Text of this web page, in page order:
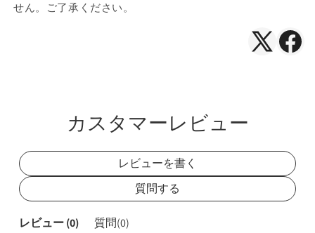
せん。ご了承ください。
X（Twitter
カスタマーレビュー
レビューを書く
質問する
レビュー (0) 質問(0)